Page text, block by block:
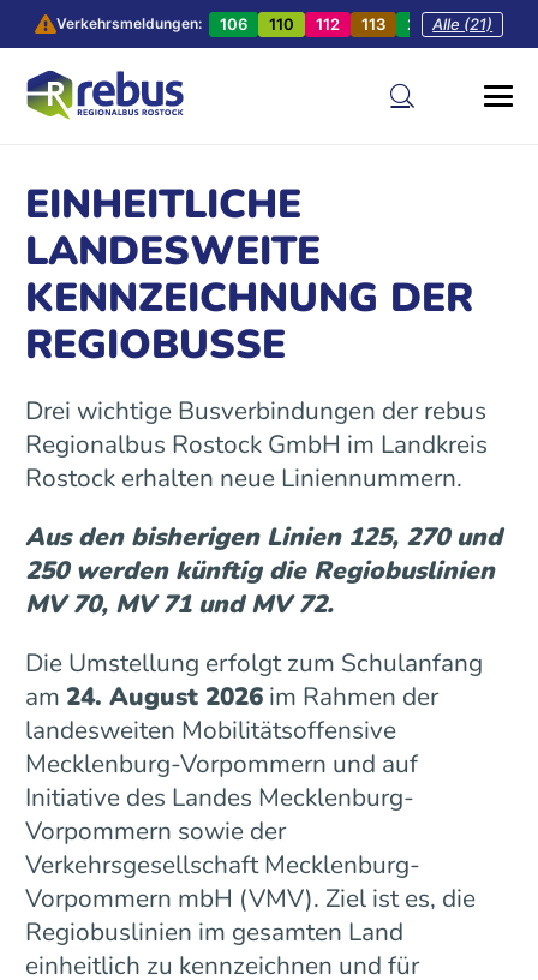
Verkehrsmeldungen: 106 110 112 113 201 202
Alle (21)
EINHEITLICHE
LANDESWEITE
KENNZEICHNUNG DER
REGIOBUSSE
Drei wichtige Busverbindungen der rebus
Regionalbus Rostock GmbH im Landkreis
Rostock erhalten neue Liniennummern.
Aus den bisherigen Linien 125, 270 und
250 werden künftig die Regiobuslinien
MV 70, MV 71 und MV 72.
Die Umstellung erfolgt zum Schulanfang
am 24. August 2026im Rahmen der
landesweiten Mobilitätsoffensive
Mecklenburg-Vorpommern und auf
Initiative des Landes Mecklenburg-
Vorpommern sowie der
Verkehrsgesellschaft Mecklenburg-
Vorpommern mbH (VMV). Ziel ist es, die
Regiobuslinien im gesamten Land
einheitlich zu kennzeichnen und für